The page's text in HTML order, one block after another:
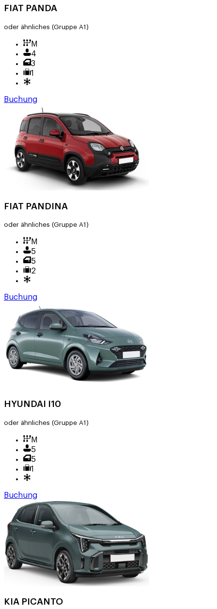
FIAT PANDA
oder ähnliches (Gruppe A1)
M
4
3
1
Buchung
FIAT PANDINA
oder ähnliches (Gruppe A1)
M
5
5
2
Buchung
HYUNDAI I10
oder ähnliches (Gruppe A1)
M
5
5
1
Buchung
KIA PICANTO